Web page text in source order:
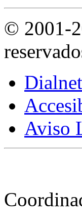
© 2001-
Aviso